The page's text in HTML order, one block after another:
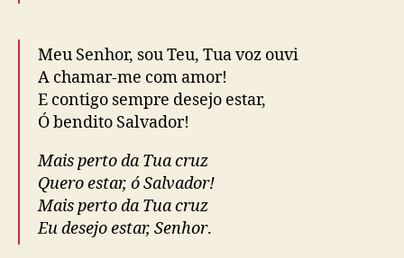
Meu Senhor, sou Teu, Tua voz ouvi
A chamar-me com amor!
E contigo sempre desejo estar,
Ó bendito Salvador!
Mais perto da Tua cruz
Quero estar, ó Salvador!
Mais perto da Tua cruz
Eu desejo estar, Senhor.